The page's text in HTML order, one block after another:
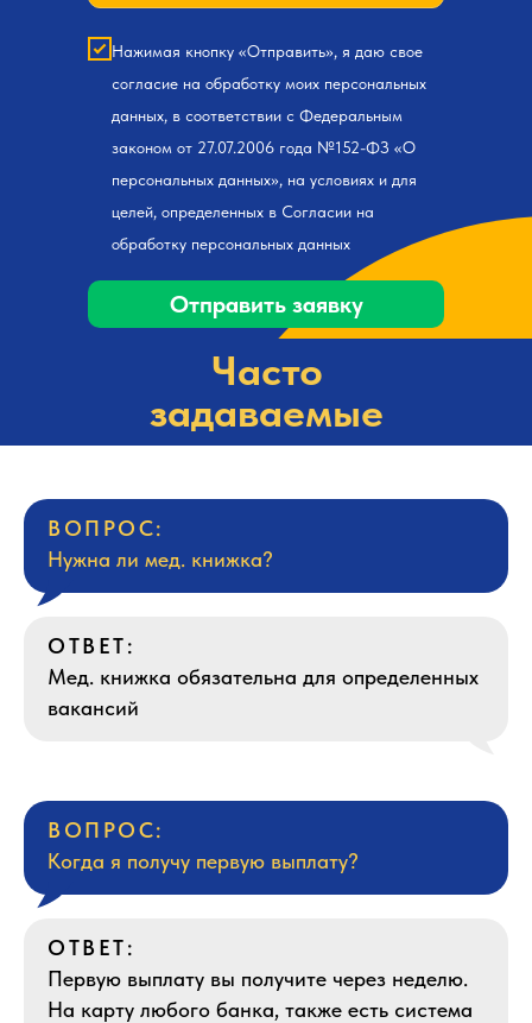
Нажимая кнопку «Отправить», я даю свое
согласие на обработку моих персональных
данных, в соответствии с Федеральным
законом от 27.07.2006 года №152-ФЗ «О
персональных данных», на условиях и для
целей, определенных в Согласии на
обработку персональных данных
Отправить заявку
Часто
задаваемые
вопросы
ВОПРОС:
Нужна ли мед. книжка?
ОТВЕТ:
Мед. книжка обязательна для определенных
вакансий
ВОПРОС:
Когда я получу первую выплату?
ОТВЕТ:
Первую выплату вы получите через неделю.
На карту любого банка, также есть система